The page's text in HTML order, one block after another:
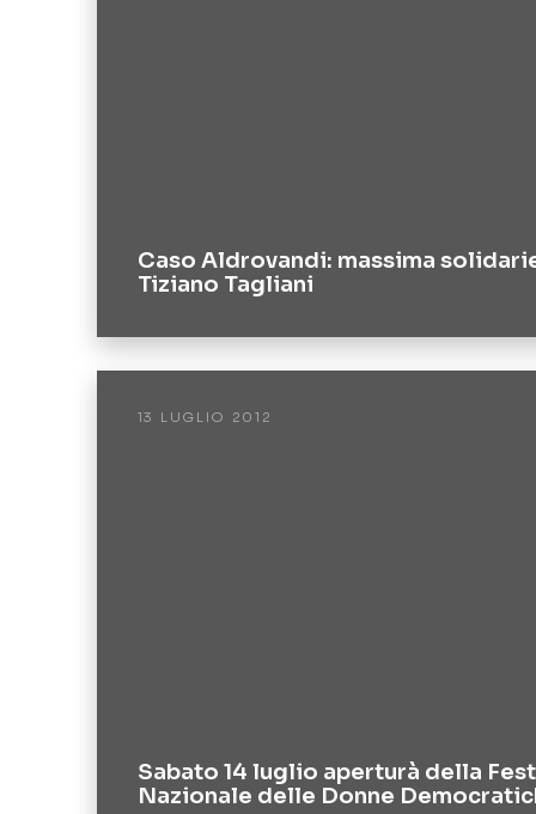
Caso Aldrovandi: massima
Tiziano Tagliani
13 LUGLIO 2012
Sabato 14 luglio aperturà della
Nazionale delle Donne